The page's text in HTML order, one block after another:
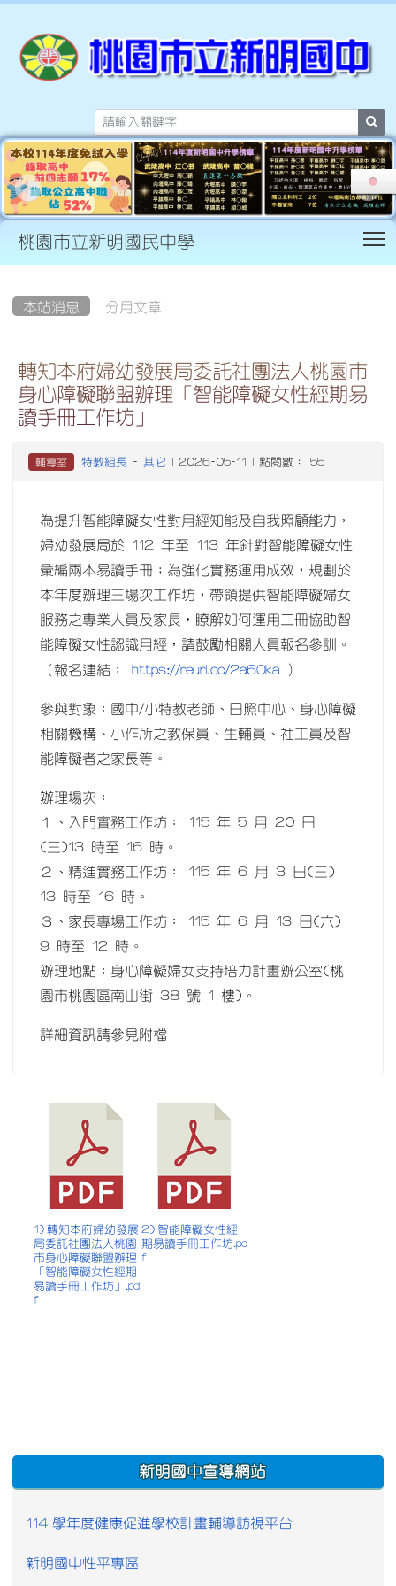
桃園市立新明國民中學
本站消息 分月文章
轉知本府婦幼發展局委託社團法人桃園市
身心障礙聯盟辦理「智能障礙女性經期易
讀手冊工作坊」
輔導室 特教組長 - 其它 | 2026-05-11 | 點閱數： 55
為提升智能障礙女性對月經知能及自我照顧能力，
婦幼發展局於 112 年至 113 年針對智能障礙女性
彙編兩本易讀手冊；為強化實務運用成效，規劃於
本年度辦理三場次工作坊，帶領提供智能障礙婦女
服務之專業人員及家長，瞭解如何運用二冊協助智
能障礙女性認識月經，請鼓勵相關人員報名參訓。
（報名連結： https://reurl.cc/2a6Oka ）
參與對象：國中/小特教老師、日照中心、身心障礙
相關機構、小作所之教保員、生輔員、社工員及智
能障礙者之家長等。
辦理場次：
１、入門實務工作坊： 115 年 5 月 20 日
(三)13 時至 16 時。
２、精進實務工作坊： 115 年 6 月 3 日(三)
13 時至 16 時。
３、家長專場工作坊： 115 年 6 月 13 日(六)
9 時至 12 時。
辦理地點：身心障礙婦女支持培力計畫辦公室(桃
園市桃園區南山街 38 號 1 樓)。
詳細資訊請參見附檔
1) 轉知本府婦幼發展
局委託社團法人桃園
市身心障礙聯盟辦理
「智能障礙女性經期
易讀手冊工作坊」.pd
f
2) 智能障礙女性經
期易讀手冊工作坊.pd
f
:::
新明國中宣導網站
114 學年度健康促進學校計畫輔導訪視平台
新明國中性平專區